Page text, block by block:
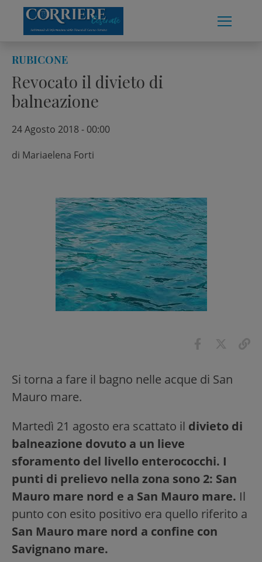
content
RUBICONE
Revocato il divieto di
balneazione
24 Agosto 2018 - 00:00
di Mariaelena Forti
Si torna a fare il bagno nelle acque di San
Mauro mare.
Martedì 21 agosto era scattato il divieto di
balneazione dovuto a un lieve
sforamento del livello enterococchi. I
punti di prelievo nella zona sono 2: San
Mauro mare nord e a San Mauro mare. Il
punto con esito positivo era quello riferito a
San Mauro mare nord a confine con
Savignano mare.